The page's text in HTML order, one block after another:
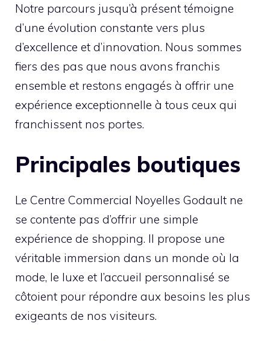
Notre parcours jusqu’à présent témoigne
d’une évolution constante vers plus
d’excellence et d’innovation. Nous sommes
fiers des pas que nous avons franchis
ensemble et restons engagés à offrir une
expérience exceptionnelle à tous ceux qui
franchissent nos portes.
Principales boutiques
Le Centre Commercial Noyelles Godault ne
se contente pas d’offrir une simple
expérience de shopping. Il propose une
véritable immersion dans un monde où la
mode, le luxe et l’accueil personnalisé se
côtoient pour répondre aux besoins les plus
exigeants de nos visiteurs.